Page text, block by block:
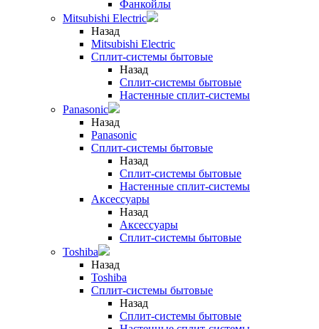
Фанкойлы
Mitsubishi Electric
Назад
Mitsubishi Electric
Сплит-системы бытовые
Назад
Сплит-системы бытовые
Настенные сплит-системы
Panasonic
Назад
Panasonic
Сплит-системы бытовые
Назад
Сплит-системы бытовые
Настенные сплит-системы
Аксессуары
Назад
Аксессуары
Сплит-системы бытовые
Toshiba
Назад
Toshiba
Сплит-системы бытовые
Назад
Сплит-системы бытовые